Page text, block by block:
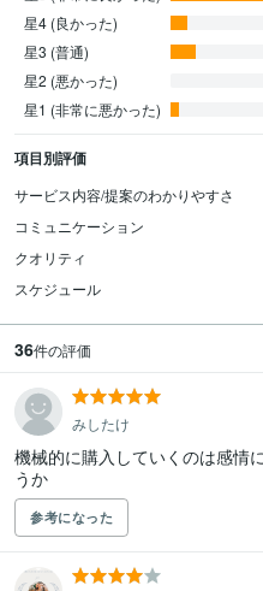
星4 (良かった)
星3 (普通)
星2 (悪かった)
星1 (非常に悪かった)
項目別評価
サービス内容/提案のわかりやすさ
コミュニケーション
クオリティ
スケジュール
36件の評価
みしたけ
機械的に購入していくのは感情
うか
参考になった